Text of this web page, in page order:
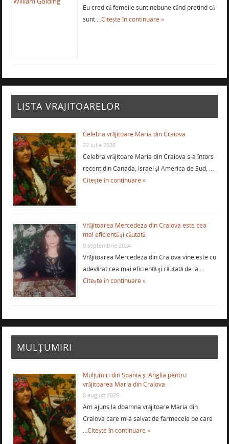
Eu cred că femeile sunt nebune când pretind că
sunt …Citește în continuare »
LISTA VRAJITOARELOR
Celebra vrăjitoare Maria din Craiova
22 iulie 2026
Celebra vrăjitoare Maria din Craiova s-a întors
recent din Canada, Israel şi America de Sud, …
Citește în continuare »
Vrăjitoarea Mercedeza din Craiova este cea
mai eficientă şi căutată
9 septembrie 2024
Vrăjitoarea Mercedeza din Craiova vine este cu
adevărat cea mai eficientă şi căutată de la …
Citește în continuare »
MULȚUMIRI
Mulţumiri din Spania şi Anglia pentru
vrăjitoarea Maria din Craiova
8 august 2026
Am ajuns la doamna vrăjitoare Maria din
Craiova care m-a salvat de farmecele pe care
…Citește în continuare »